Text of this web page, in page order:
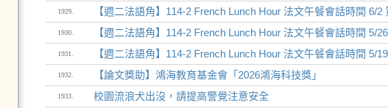
1929. 【週二法語角】114-2 French Lunch Hour 法文午餐會話時間 6/2
1930. 【週二法語角】114-2 French Lunch Hour 法文午餐會話時間 5/
1931. 【週二法語角】114-2 French Lunch Hour 法文午餐會話時間 5/
1932. 【論文獎助】鴻海教育基金會「2026鴻海科技獎」
1933. 校園流浪犬出沒，請提高警覺注意安全